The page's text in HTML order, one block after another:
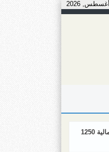
نموذج طلب الاستفادة من المساعدة المالية 1250